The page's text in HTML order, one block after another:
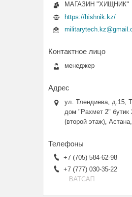
МАГАЗИН "ХИЩНИК"
https://hishnik.kz/
менеджер
ул. Тлендиева, д.15,
дом "Рахмет 2" бутик
(второй этаж),
+7 (705) 584-62-98
+7 (777) 030-35-22
ВАТСАП